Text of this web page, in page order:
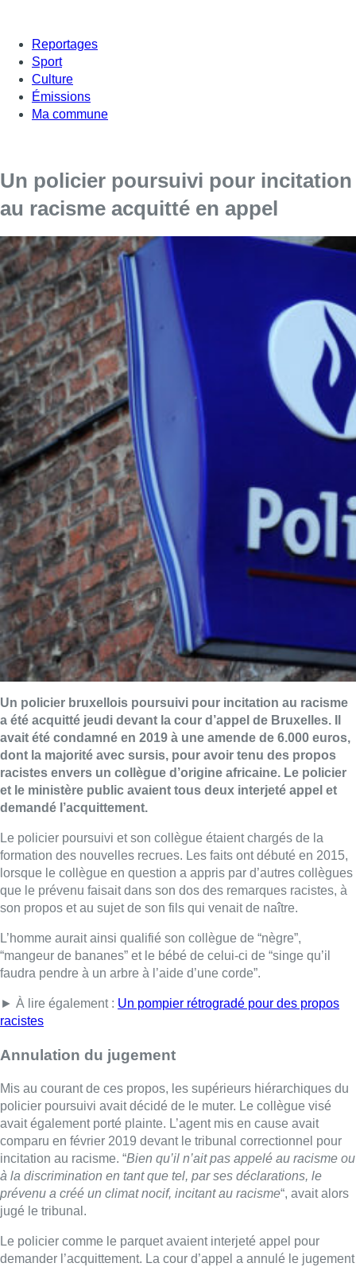
Reportages
Sport
Culture
Émissions
Ma commune
Un policier poursuivi pour incitation
au racisme acquitté en appel
Un policier bruxellois poursuivi pour incitation au racisme
a été acquitté jeudi devant la cour d’appel de Bruxelles. Il
avait été condamné en 2019 à une amende de 6.000 euros,
dont la majorité avec sursis, pour avoir tenu des propos
racistes envers un collègue d’origine africaine. Le policier
et le ministère public avaient tous deux interjeté appel et
demandé l’acquittement.
Le policier poursuivi et son collègue étaient chargés de la
formation des nouvelles recrues. Les faits ont débuté en 2015,
lorsque le collègue en question a appris par d’autres collègues
que le prévenu faisait dans son dos des remarques racistes, à
son propos et au sujet de son fils qui venait de naître.
L’homme aurait ainsi qualifié son collègue de “nègre”,
“mangeur de bananes” et le bébé de celui-ci de “singe qu’il
faudra pendre à un arbre à l’aide d’une corde”.
► À lire également : Un pompier rétrogradé pour des propos
racistes
Annulation du jugement
Mis au courant de ces propos, les supérieurs hiérarchiques du
policier poursuivi avait décidé de le muter. Le collègue visé
avait également porté plainte. L’agent mis en cause avait
comparu en février 2019 devant le tribunal correctionnel pour
incitation au racisme. “Bien qu’il n’ait pas appelé au racisme ou
à la discrimination en tant que tel, par ses déclarations, le
prévenu a créé un climat nocif, incitant au racisme“, avait alors
jugé le tribunal.
Le policier comme le parquet avaient interjeté appel pour
demander l’acquittement. La cour d’appel a annulé le jugement